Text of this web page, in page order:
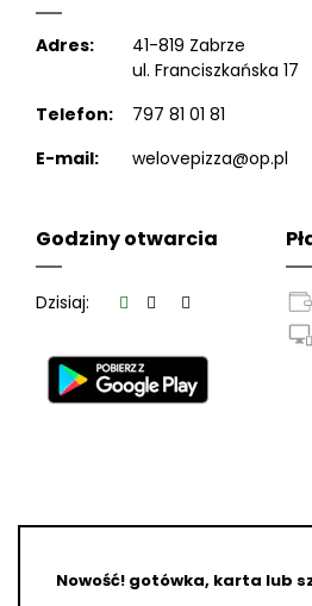
Adres:
41-819 Zabrze
ul. Franciszkańska 17
Telefon:
797 81 01 81
E-mail:
welovepizza@op.pl
Godziny otwarcia
Dzisiaj:
Nowość! gotówka, karta lub